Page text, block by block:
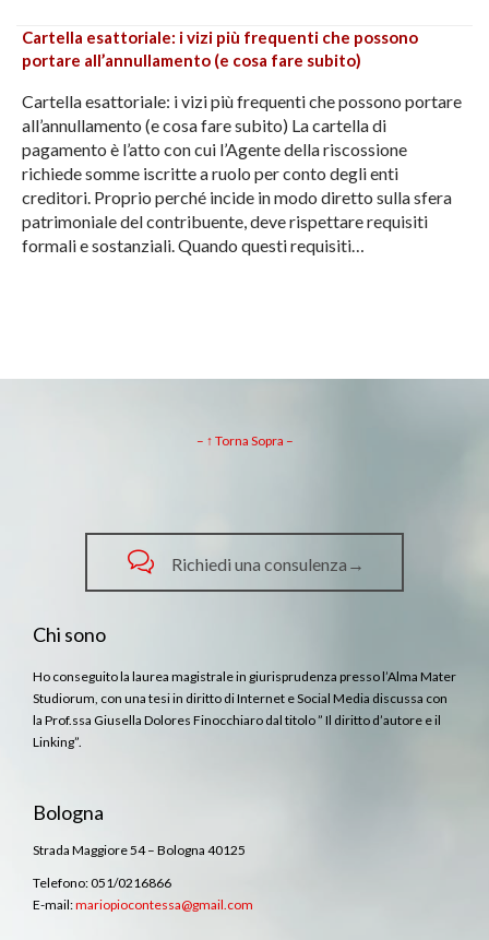
Cartella esattoriale: i vizi più frequenti che possono
portare all’annullamento (e cosa fare subito)
Cartella esattoriale: i vizi più frequenti che possono portare
all’annullamento (e cosa fare subito) La cartella di
pagamento è l’atto con cui l’Agente della riscossione
richiede somme iscritte a ruolo per conto degli enti
creditori. Proprio perché incide in modo diretto sulla sfera
patrimoniale del contribuente, deve rispettare requisiti
formali e sostanziali. Quando questi requisiti…
– ↑ Torna Sopra –
 Richiedi una consulenza→
Chi sono
Ho conseguito la laurea magistrale in giurisprudenza presso l’Alma Mater
Studiorum, con una tesi in diritto di Internet e Social Media discussa con
la Prof.ssa Giusella Dolores Finocchiaro dal titolo ” Il diritto d’autore e il
Linking”.
Bologna
Strada Maggiore 54 – Bologna 40125
Telefono: 051/0216866
E-mail:mariopiocontessa@gmail.com